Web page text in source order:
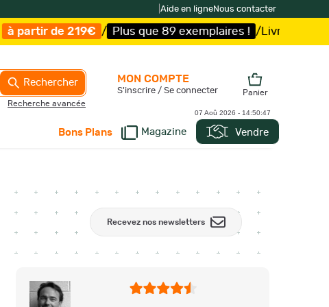
Aide en ligneNous contacter
/ Plus que 89 exemplaires ! /Livraison offerte et
Rechercher
Recherche avancée
Bons Plans Magazine Vendre
MON COMPTE
S'inscrire / Se connecter Panier
07 Aoû 2026 - 14:50:48
Recevez nos newsletters